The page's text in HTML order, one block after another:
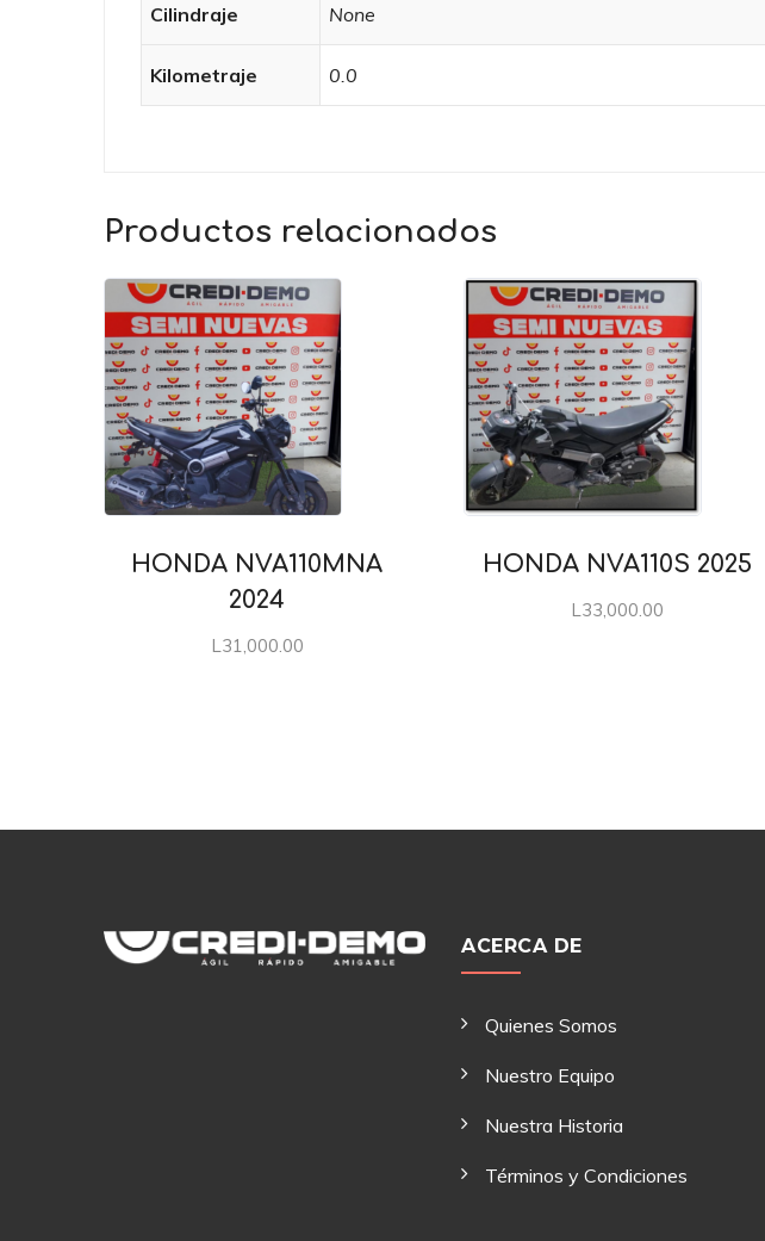
Cilindraje None
Kilometraje 0.0
Productos relacionados
HONDA NVA110MNA
2024
L31,000.00
HONDA NVA110S 2025
L33,000.00
ACERCA DE
Quienes Somos
Nuestro Equipo
Nuestra Historia
Términos y Condiciones